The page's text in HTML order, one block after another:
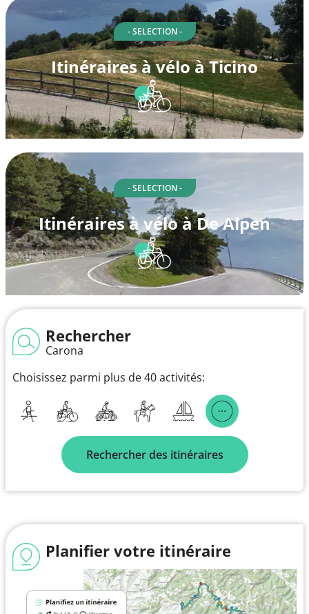
- SELECTION -
Itinéraires à vélo à Ticino
- SELECTION -
Itinéraires à vélo à De Alpen
Rechercher
Carona
Choisissez parmi plus de 40 activités:
Rechercher des itinéraires
Planifier votre itinéraire